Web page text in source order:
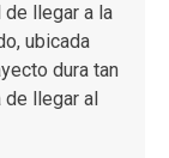
llegar a la
ubicada
dura tan
llegar al